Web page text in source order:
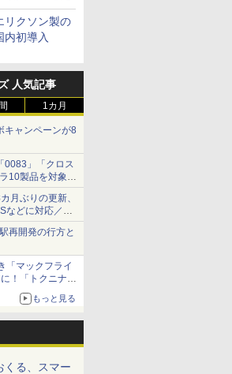
リクソン製の
内初導入
人気記事
1カ月
キャンペーンが8
景品に登場！
0083」「クロス
10製品を対象に
り実施！
月ぶりの更新、
などに対応／複
ティアップデー
再開発の行方と
「マックフライ
！「トクニナル
もっと見る
くる、スマー